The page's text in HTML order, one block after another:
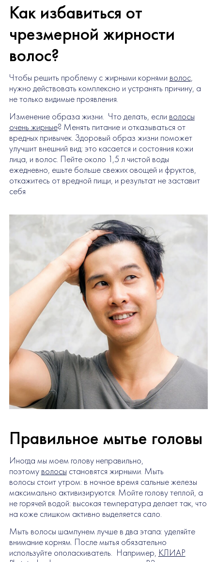
Как избавиться от
чрезмерной жирности
волос?
Чтобы решить проблему с жирными корнями волос,
нужно действовать комплексно и устранять причину, а
не только видимые проявления.
Изменение образа жизни. Что делать, если волосы
очень жирные? Менять питание и отказываться от
вредных привычек. Здоровый образ жизни поможет
улучшит внешний вид: это касается и состояния кожи
лица, и волос. Пейте около 1,5 л чистой воды
ежедневно, ешьте больше свежих овощей и фруктов,
откажитесь от вредной пищи, и результат не заставит
себя
Правильное мытье головы
Иногда мы моем голову неправильно,
поэтому волосы становятся жирными. Мыть
волосы стоит утром: в ночное время сальные железы
максимально активизируются. Мойте голову теплой, а
не горячей водой: высокая температура делает так, что
на коже слишком активно выделяется сало.
Мыть волосы шампунем лучше в два этапа: уделяйте
внимание корням. После мытья обязательно
используйте ополаскиватель. Например, КЛИАР